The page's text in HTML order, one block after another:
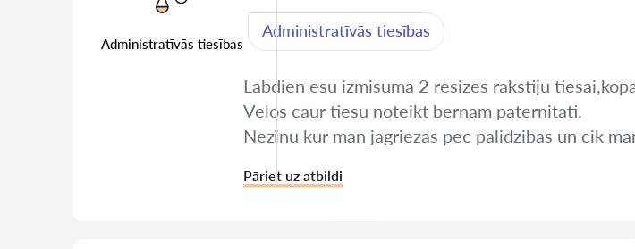
Administratīvās tiesības
Administratīvās tiesības
Labdien esu izmisuma 2 resizes rakstiju
Velos caur tiesu noteikt bernam paternitati.
Nezinu kur man jagriezas pec palidzibas un cik
Pāriet uz atbildi